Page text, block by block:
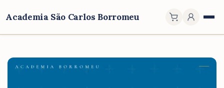
Academia São Carlos Borromeu